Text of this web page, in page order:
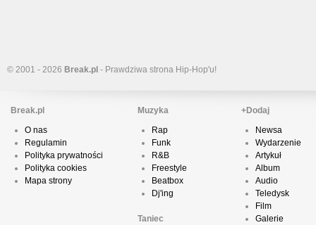
© 2001 - 2026 Break.pl - Prawdziwa strona Hip-Hop'u!
Break.pl
O nas
Regulamin
Polityka prywatności
Polityka cookies
Mapa strony
Muzyka
Rap
Funk
R&B
Freestyle
Beatbox
Dj'ing
Taniec
+Dodaj
Newsa
Wydarzenie
Artykuł
Album
Audio
Teledysk
Film
Galerie